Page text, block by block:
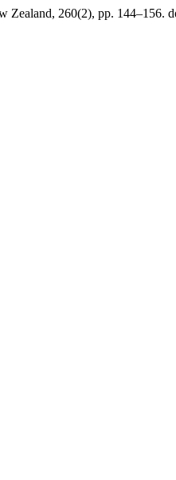
Zealand, 260(2), pp. 144–156.